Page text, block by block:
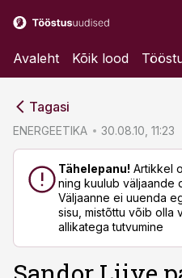
Avaleht Kõik lood
Tagasi
ENERGEETIKA 30.08.10, 11:23
Tähelepanu! Artikkel
ning kuulub väljaande
Väljaanne ei uuenda
sisu, mistõttu võib olla
allikatega tutvumine